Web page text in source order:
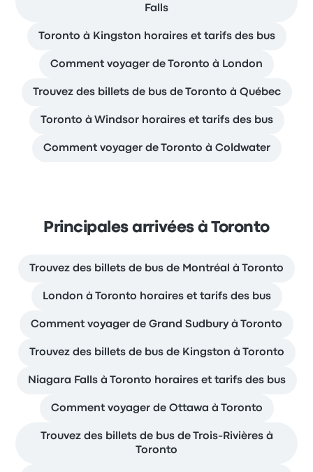
Falls
Toronto à Kingston horaires et tarifs des bus
Comment voyager de Toronto à London
Trouvez des billets de bus de Toronto à Québec
Toronto à Windsor horaires et tarifs des bus
Comment voyager de Toronto à Coldwater
Principales arrivées à Toronto
Trouvez des billets de bus de Montréal à Toronto
London à Toronto horaires et tarifs des bus
Comment voyager de Grand Sudbury à Toronto
Trouvez des billets de bus de Kingston à Toronto
Niagara Falls à Toronto horaires et tarifs des bus
Comment voyager de Ottawa à Toronto
Trouvez des billets de bus de Trois-Rivières à
Toronto